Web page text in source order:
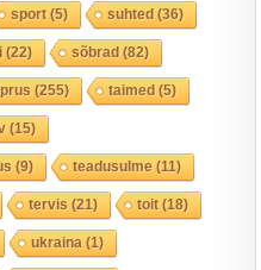
sport(5) suhted(36)
(22) sõbrad(82)
(255) taimed(5)
(15)
(9) teadusulme (11)
tervis (21) toit(18)
ukraina (1)